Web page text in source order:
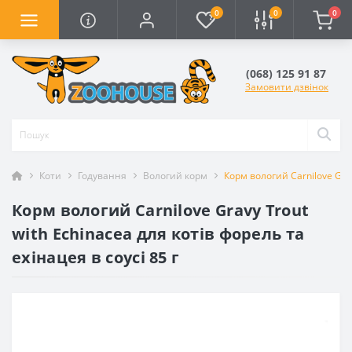
0 0 0
(068) 125 91 87
Замовити дзвінок
Коти Годування Вологий корм Корм вологий Carnilove
Корм вологий Carnilove Gravy Trout
with Echinacea для котів форель та
ехінацея в соусі 85 г